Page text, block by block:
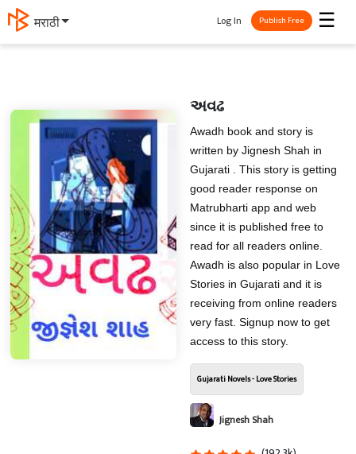
मराठी ☰
Log In Publish Free
અવઢ
Awadh book and story is
written by Jignesh Shah in
Gujarati . This story is getting
good reader response on
Matrubharti app and web
since it is published free to
read for all readers online.
Awadh is also popular in Love
Stories in Gujarati and it is
receiving from online readers
very fast. Signup now to get
access to this story.
Gujarati Novels - Love Stories
Jignesh Shah